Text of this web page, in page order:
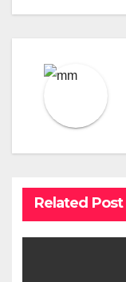
Related Post